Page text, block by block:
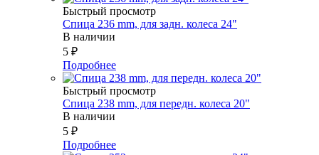
Быстрый просмотр
Спица 236 mm, для задн. колеса 24"
В наличии
5 ₽
Подробнее
Быстрый просмотр
Спица 238 mm, для передн. колеса 20"
В наличии
5 ₽
Подробнее